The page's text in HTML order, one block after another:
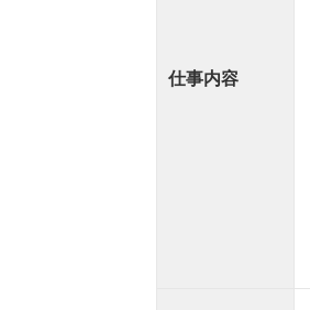
仕事内容